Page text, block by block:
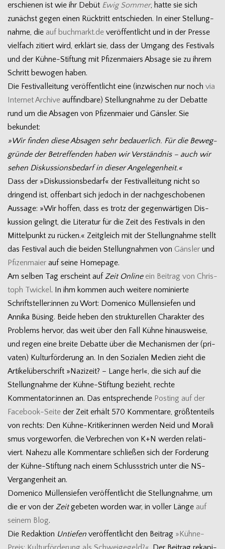
erschie­nen ist wie ihr Debüt Ewig Som­mer, hatte sie sich
zunächst gegen einen Rück­tritt ent­schie­den. In einer Stel­lung­
nahme, die auf buchmarkt.de ver­öf­fent­licht und in der Presse
viel­fach zitiert wird, erklärt sie, dass der Umgang des Fes­ti­vals
und der Kühne-Stiftung mit Pfi­zen­mai­ers Absage sie zu ihrem
Schritt bewo­gen haben.
Die Fes­ti­val­lei­tung ver­öf­fent­licht eine (inzwi­schen nur noch via
Inter­net Archive auf­find­bare) Stel­lung­nahme zu der Debatte
rund um die Absa­gen von Pfi­zen­maier und Gäns­ler. Sie
bekundet:
»Wir fin­den diese Absa­gen sehr bedau­er­lich. Für die Beweg­
gründe der Betref­fen­den haben wir Ver­ständ­nis – auch wir
sehen Dis­kus­si­ons­be­darf in die­ser Angelegenheit.«
Dass der »Dis­kus­si­ons­be­darf« der Fes­ti­val­lei­tung nicht so
drin­gend ist, offen­bart sich jedoch in der nach­ge­scho­be­nen
Aus­sage: »Wir hof­fen, dass es trotz der gegen­wär­ti­gen Dis­
kus­sion gelingt, die Lite­ra­tur für die Zeit des Fes­ti­vals in den
Mit­tel­punkt zu rücken.« Zeit­gleich mit der Stel­lung­nahme stellt
das Fes­ti­val auch die bei­den Stel­lung­nah­men von Gäns­ler und
Pfi­zen­maier auf seine Homepage.
Am sel­ben Tag erscheint aufZeit Online ein Bei­trag von Chris­
toph Twi­ckel . In ihm kom­men auch wei­tere nomi­nierte
Schriftsteller:innen zu Wort: Dome­nico Mül­len­sie­fen und
Annika Büsing. Beide heben den struk­tu­rel­len Cha­rak­ter des
Pro­blems her­vor, das weit über den Fall Kühne hin­aus­weise,
und regen eine breite Debatte über die Mecha­nis­men der (pri­
va­ten) Kul­tur­för­de­rung an. In den Sozia­len Medien zieht die
Arti­kel­über­schrift »Nazi­zeit? – Lange her!«, die sich auf die
Stel­lung­nahme der Kühne-Stiftung bezieht, rechte
Kommentator:innen an. Das ent­spre­chende Pos­ting auf der
Facebook-Seite der Zeit erhält 570 Kom­men­tare, größ­ten­teils
von rechts: Den Kühne-Kritiker:innen wer­den Neid und Mora­li
s­mus vor­ge­wor­fen, die Ver­bre­chen von K+N wer­den rela­ti­
viert. Nahezu alle Kom­men­tare schlie­ßen sich der For­de­rung
der Kühne-Stiftung nach einem Schluss­strich unter die NS-
Vergangenheit an.
Dome­nico Mül­len­sie­fen ver­öf­fent­licht die Stel­lung­nahme, um
die er von der Zeitgebe­ten wor­den war, in vol­ler Länge auf
sei­nem Blog.
Die Redak­tion Untie­fen ver­öf­fent­licht den Bei­trag »Kühne-